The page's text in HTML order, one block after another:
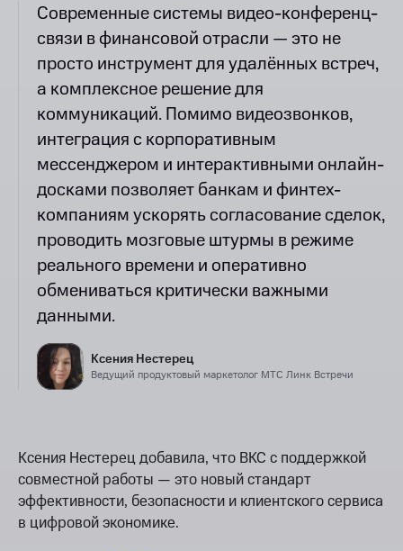
Современные системы видео-конференц-
связи в финансовой отрасли — это не
просто инструмент для удалённых встреч,
а комплексное решение для
коммуникаций. Помимо видеозвонков,
интеграция с корпоративным
мессенджером и интерактивными онлайн-
досками позволяет банкам и финтех-
компаниям ускорять согласование сделок,
проводить мозговые штурмы в режиме
реального времени и оперативно
обмениваться критически важными
данными.
Ксения Нестерец
Ведущий продуктовый маркетолог МТС Линк Встречи
Ксения Нестерец добавила, что ВКС с поддержкой
совместной работы — это новый стандарт
эффективности, безопасности и клиентского сервиса
в цифровой экономике.